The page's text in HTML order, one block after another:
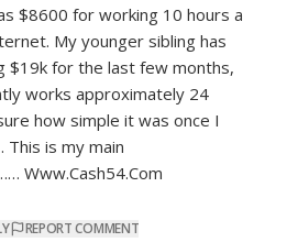
$8600 for working 10 hours a
My younger sibling has
$19k for the last few months,
works approximately 24
how simple it was once I
This is my main
W­­w­w­.­­­C­­a­­s­­h­­­5­­­4­.­­C­­­­o­­­m
REPORT COMMENT